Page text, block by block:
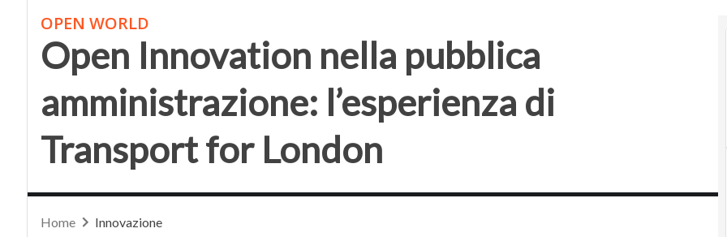
OPEN WORLD
Open Innovation nella pubblica
amministrazione: l’esperienza di
Transport for London
Home Innovazione